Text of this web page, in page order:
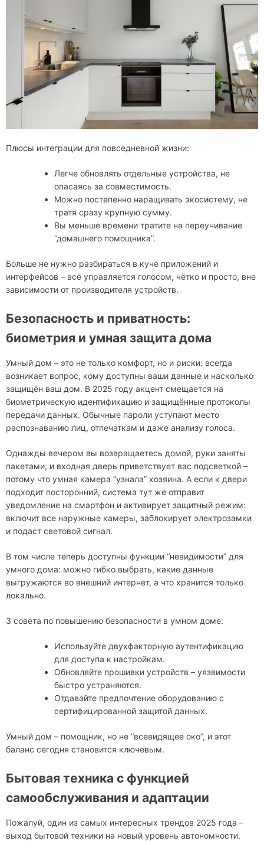
Плюсы интеграции для повседневной жизни:
Легче обновлять отдельные устройства, не
опасаясь за совместимость.
Можно постепенно наращивать экосистему, не
тратя сразу крупную сумму.
Вы меньше времени тратите на переучивание
“домашнего помощника”.
Больше не нужно разбираться в куче приложений и
интерфейсов – всё управляется голосом, чётко и просто, вне
зависимости от производителя устройств.
Безопасность и приватность:
биометрия и умная защита дома
Умный дом – это не только комфорт, но и риски: всегда
возникает вопрос, кому доступны ваши данные и насколько
защищён ваш дом. В 2025 году акцент смещается на
биометрическую идентификацию и защищённые протоколы
передачи данных. Обычные пароли уступают место
распознаванию лиц, отпечаткам и даже анализу голоса.
Однажды вечером вы возвращаетесь домой, руки заняты
пакетами, и входная дверь приветствует вас подсветкой –
потому что умная камера “узнала” хозяина. А если к двери
подходит посторонний, система тут же отправит
уведомление на смартфон и активирует защитный режим:
включит все наружные камеры, заблокирует электрозамки
и подаст световой сигнал.
В том числе теперь доступны функции “невидимости” для
умного дома: можно гибко выбрать, какие данные
выгружаются во внешний интернет, а что хранится только
локально.
3 совета по повышению безопасности в умном доме:
Используйте двухфакторную аутентификацию
для доступа к настройкам.
Обновляйте прошивки устройств – уязвимости
быстро устраняются.
Отдавайте предпочтение оборудованию с
сертифицированной защитой данных.
Умный дом – помощник, но не “всевидящее око”, и этот
баланс сегодня становится ключевым.
Бытовая техника с функцией
самообслуживания и адаптации
Пожалуй, один из самых интересных трендов 2025 года –
выход бытовой техники на новый уровень автономности.